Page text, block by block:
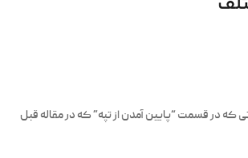
که در قسمت “پایین آمدن از تپه” که در مقاله قبل